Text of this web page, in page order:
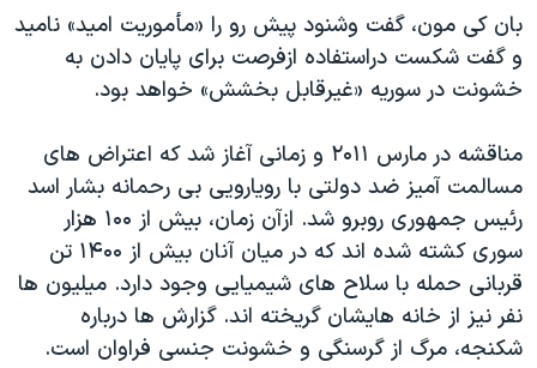
اعتراضات مردمی آبان ۹۸
اسرائیل در جنگ
نرگس محمدی برنده جایزه نوبل صلح
همایش محافظه‌کاران آمریکا «سی‌پک»
صفحه‌های ویژه
سفر پرزیدنت ترامپ به چین
بان کی مون، گفت وشنود پیش رو را «مأموریت امید» نامید
و گفت شکست دراستفاده ازفرصت برای پایان دادن به
خشونت در سوریه «غیرقابل بخشش» خواهد بود.
مناقشه در مارس ۲۰۱۱ و زمانی آغاز شد که اعتراض های
مسالمت آمیز ضد دولتی با رویارویی بی رحمانه بشار اسد
رئیس جمهوری روبرو شد. ازآن زمان، بیش از ۱۰۰ هزار
سوری کشته شده اند که در میان آنان بیش از ۱۴۰۰ تن
قربانی حمله با سلاح های شیمیایی وجود دارد. میلیون ها
نفر نیز از خانه هایشان گریخته اند. گزارش ها درباره
شکنجه، مرگ از گرسنگی و خشونت جنسی فراوان است.